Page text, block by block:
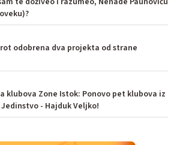
odobrena dva projekta od strane
klubova Zone Istok: Ponovo pet klubova iz
- Hajduk Veljko!